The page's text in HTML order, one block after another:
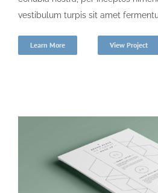
vestibulum turpis sit amet
Learn More View Project